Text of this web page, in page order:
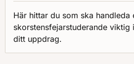
Här hittar du som ska handleda
skorstensfejarstuderande
ditt uppdrag.